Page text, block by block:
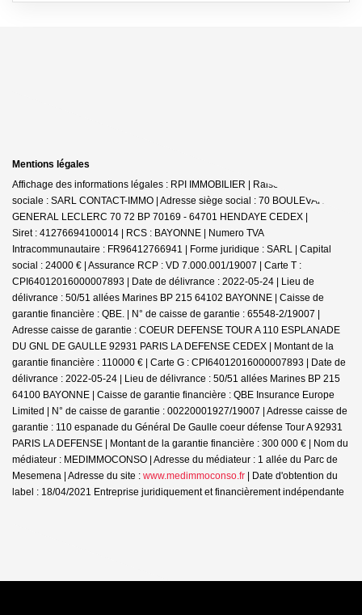
Mentions légales
Affichage des informations légales : RPI IMMOBILIER | Raison
sociale : SARL CONTACT-IMMO | Adresse siège social : 70 BOULEVARD DU
GENERAL LECLERC 70 72 BP 70169 - 64701 HENDAYE CEDEX |
Siret : 41276694100014 | RCS : BAYONNE | Numero TVA
Intracommunautaire : FR96412766941 | Forme juridique : SARL | Capital
social : 24000 € | Assurance RCP : VD 7.000.001/19007 | Carte T :
CPI64012016000007893 | Date de délivrance : 2022-05-24 | Lieu de
délivrance : 50/51 allées Marines BP 215 64102 BAYONNE | Caisse de
garantie financière : QBE. | N° de caisse de garantie : 65548-2/19007 |
Adresse caisse de garantie : COEUR DEFENSE TOUR A 110 ESPLANADE
DU GNL DE GAULLE 92931 PARIS LA DEFENSE CEDEX | Montant de la
garantie financière : 110000 € | Carte G : CPI64012016000007893 | Date de
délivrance : 2022-05-24 | Lieu de délivrance : 50/51 allées Marines BP 215
64100 BAYONNE | Caisse de garantie financière : QBE Insurance Europe
Limited | N° de caisse de garantie : 00220001927/19007 | Adresse caisse de
garantie : 110 espanade du Général De Gaulle coeur défense Tour A 92931
PARIS LA DEFENSE | Montant de la garantie financière : 300 000 € | Nom du
médiateur : MEDIMMOCONSO | Adresse du médiateur : 1 allée du Parc de
Mesemena | Adresse du site : www.medimmoconso.fr | Date d'obtention du
label : 18/04/2021 Entreprise juridiquement et financièrement indépendante